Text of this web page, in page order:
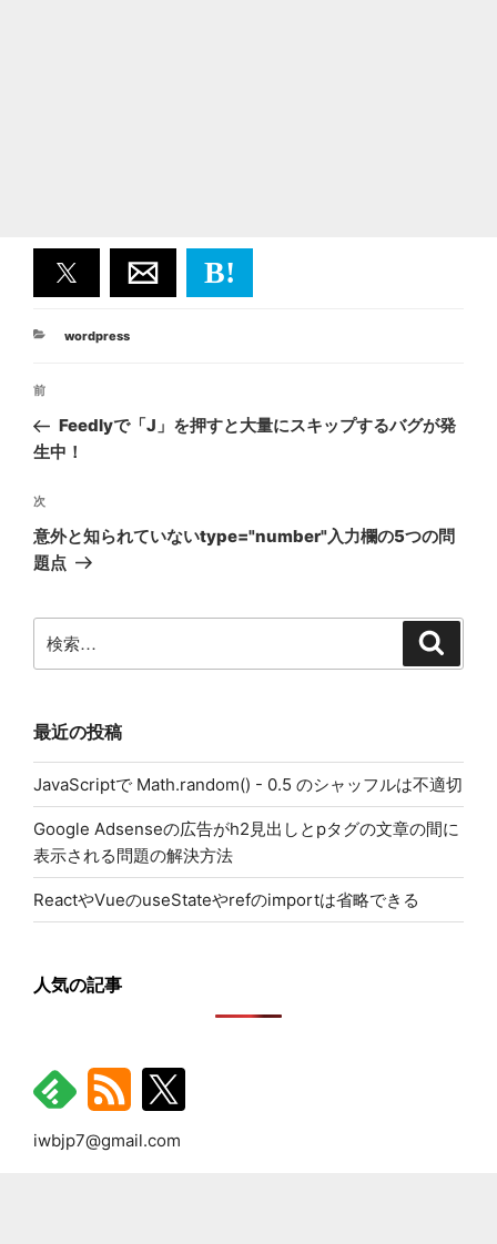
B!
カ
wordpress
投
ナ
ゲ
ー
シ
ン
前
の
投
前
Feedlyで「J」を押すと大量にスキップするバグが発
生中！
次
の
投
次
意外と知られていないtype="number"入力欄の5つの問
題点
索:
最近の投稿
JavaScriptで Math.random() - 0.5 のシャッフルは不適切
Google Adsenseの広告がh2見出しとpタグの文章の間に
表示される問題の解決方法
ReactやVueのuseStateやrefのimportは省略できる
人気の記事
iwbjp7@gmail.com